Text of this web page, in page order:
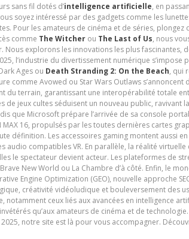
sans fil dotés d’intelligence artificielle, en
soyez intéressé par des gadgets comme les
Pour les amateurs de cinéma et de séries,
comme The Witcherou The Last of Us, nous
explorons les innovations les plus fascinantes,
l’industrie du divertissement numérique
Ages ou Death Stranding 2: On the Beach, qui
comme Avowed ou Star Wars Outlaws
du terrain, garantissant une interopérabilité totale
de jeux cultes séduisent un nouveau public,
que Microsoft prépare l’arrivée de sa console
16, propulsés par les toutes dernières cartes
définition. Les accessoires gaming montent aussi
compatibles VR. En parallèle, la réalité
le spectateur devient acteur. Les plateformes de
New World ou La Chambre d’à côté. Enfin, le
Engine Optimization (GEO), nouvelle approche
créativité vidéoludique et bouleversement des
ceux liés aux avancées en intelligence
qu’aux amateurs de cinéma et de
notre site est là pour vous accompagner.